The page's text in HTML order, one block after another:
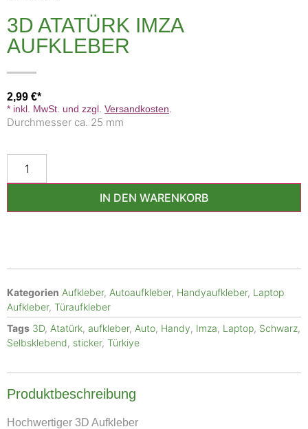
3D ATATÜRK IMZA
AUFKLEBER
2,99 €
* inkl. MwSt. und zzgl. Versandkosten
Durchmesser ca. 25 mm
IN DEN WARENKORB
Kategorien Aufkleber, Autoaufkleber, Handyaufkleber, Laptop
Aufkleber, Türaufkleber
Tags 3D, Atatürk, aufkleber, Auto, Handy, Imza, Laptop, Schwarz,
Selbsklebend, sticker, Türkiye
Produktbeschreibung
Hochwertiger 3D Aufkleber